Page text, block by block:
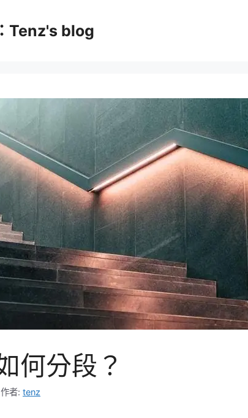
Tenz's blog
何分段？
作者: tenz